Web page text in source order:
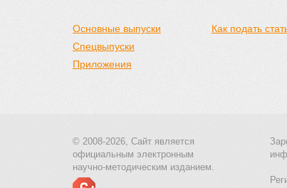
Основные выпуски
Спецвыпуски
Приложения
Как подать
© 2008-2026, Сайт является
официальным электронным
научно-методическим изданием.